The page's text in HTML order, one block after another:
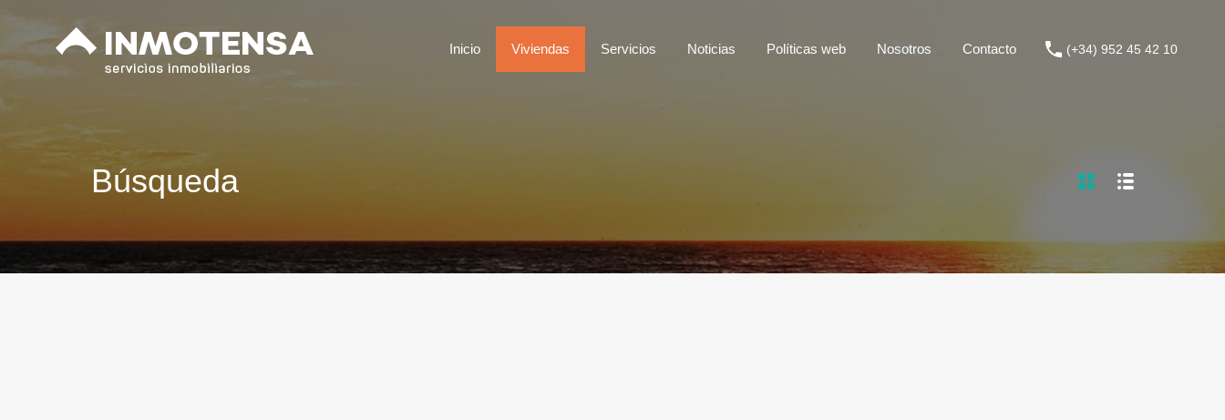
Inicio Viviendas Servicios Noticias Políticas web Nosotros Contacto (+34) 952 45 42 10
Inicio Viviendas Servicios Noticias Políticas web Nosotros Contacto (+34) 952 45 42 10
Búsqueda